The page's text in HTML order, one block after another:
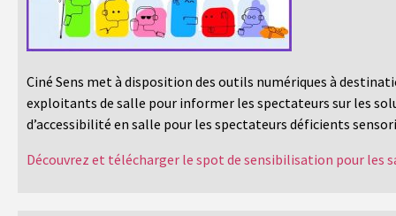
Ciné Sens met à disposition des outils numériques à
exploitants de salle pour informer les spectateurs sur les
d’accessibilité en salle pour les spectateurs déficients
Découvrez et télécharger le spot de sensibilisation pour les